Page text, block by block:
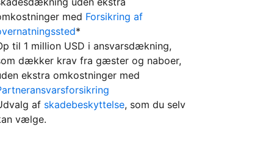
med Forsikring af
*
til 1 million USD i ansvarsdækning,
dækker krav fra gæster og naboer,
ekstra omkostninger med
af skadebeskyttelse, som du selv
vælge.